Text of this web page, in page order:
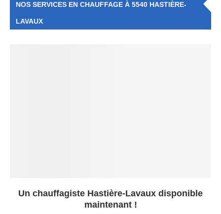
NOS SERVICES EN CHAUFFAGE À 5540 HASTIÈRE-
LAVAUX
Un chauffagiste Hastière-Lavaux disponible
maintenant !